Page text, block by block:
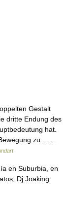
Gestalt
dritte Endung des
hat.
zu… …
en Suburbia, en
Dj Joaking.